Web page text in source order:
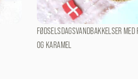
FØDSELSDAGSVANDBAKKELSER MED
OG KARAMEL